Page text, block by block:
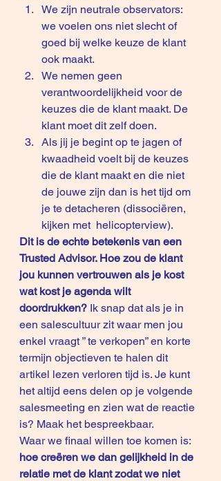
We zijn neutrale observators:
we voelen ons niet slecht of
goed bij welke keuze de klant
ook maakt.
We nemen geen
verantwoordelijkheid voor de
keuzes die de klant maakt. De
klant moet dit zelf doen.
Als jij je begint op te jagen of
kwaadheid voelt bij de keuzes
die de klant maakt en die niet
de jouwe zijn dan is het tijd om
je te detacheren (dissociëren,
kijken met  helicopterview).
Dit is de echte betekenis van een
Trusted Advisor. Hoe zou de klant
jou kunnen vertrouwen als je kost
wat kost je agenda wilt
doordrukken? Ik snap dat als je in
een salescultuur zit waar men jou
enkel vraagt ” te verkopen” en korte
termijn objectieven te halen dit
artikel lezen verloren tijd is. Je kunt
het altijd eens delen op je volgende
salesmeeting en zien wat de reactie
is? Maak het bespreekbaar.
Waar we finaal willen toe komen is:
hoe creëren we dan gelijkheid in de
relatie met de klant zodat we niet